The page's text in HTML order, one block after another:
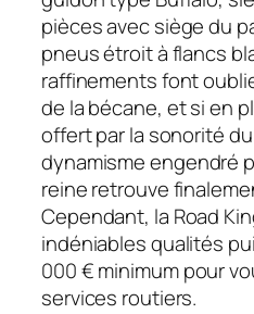
pièces avec siège du
pneus étroit à flancs
raffinements font
de la bécane, et si en
offert par la sonorité
dynamisme engendré
reine retrouve
Cependant, la Road
indéniables qualités
000 € minimum pour
services routiers.